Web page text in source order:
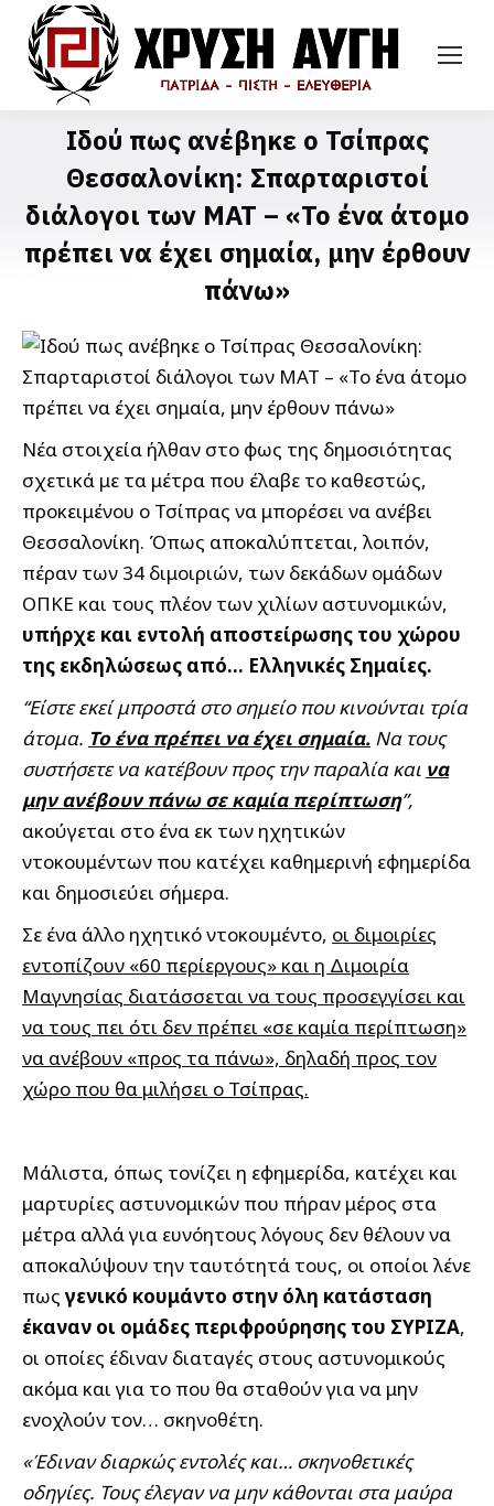
Ιδού πως ανέβηκε ο Τσίπρας
Θεσσαλονίκη: Σπαρταριστοί
διάλογοι των ΜΑΤ – «Το ένα άτομο
πρέπει να έχει σημαία, μην έρθουν
πάνω»
Νέα στοιχεία ήλθαν στο φως της δημοσιότητας
σχετικά με τα μέτρα που έλαβε το καθεστώς,
προκειμένου ο Τσίπρας να μπορέσει να ανέβει
Θεσσαλονίκη. Όπως αποκαλύπτεται, λοιπόν,
πέραν των 34 διμοιριών, των δεκάδων ομάδων
ΟΠΚΕ και τους πλέον των χιλίων αστυνομικών,
υπήρχε και εντολή αποστείρωσης του χώρου
της εκδηλώσεως από… Ελληνικές Σημαίες.
“Είστε εκεί μπροστά στο σημείο που κινούνται τρία
άτομα. Το ένα πρέπει να έχει σημαία. Να τους
συστήσετε να κατέβουν προς την παραλία και να
μην ανέβουν πάνω σε καμία περίπτωση”,
ακούγεται στο ένα εκ των ηχητικών
ντοκουμέντων που κατέχει καθημερινή εφημερίδα
και δημοσιεύει σήμερα.
Σε ένα άλλο ηχητικό ντοκουμέντο, οι διμοιρίες
εντοπίζουν «60 περίεργους» και η Διμοιρία
Μαγνησίας διατάσσεται να τους προσεγγίσει και
να τους πει ότι δεν πρέπει «σε καμία περίπτωση»
να ανέβουν «προς τα πάνω», δηλαδή προς τον
χώρο που θα μιλήσει ο Τσίπρας.
Μάλιστα, όπως τονίζει η εφημερίδα, κατέχει και
μαρτυρίες αστυνομικών που πήραν μέρος στα
μέτρα αλλά για ευνόητους λόγους δεν θέλουν να
αποκαλύψουν την ταυτότητά τους, οι οποίοι λένε
πως γενικό κουμάντο στην όλη κατάσταση
έκαναν οι ομάδες περιφρούρησης του ΣΥΡΙΖΑ,
οι οποίες έδιναν διαταγές στους αστυνομικούς
ακόμα και για το που θα σταθούν για να μην
ενοχλούν τον… σκηνοθέτη.
«Έδιναν διαρκώς εντολές και… σκηνοθετικές
οδηγίες. Τους έλεγαν να μην κάθονται στα μαύρα